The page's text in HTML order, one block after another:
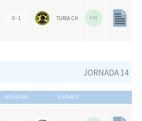
0 - 1 TURIA CH FIN
JORNADA 14
RESULTADO VISITANTE